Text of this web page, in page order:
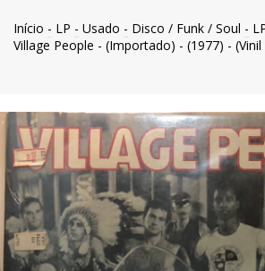
Início - LP - Usado - Disco / Funk / Soul -
Village People - (Importado) - (1977) - (Vinil